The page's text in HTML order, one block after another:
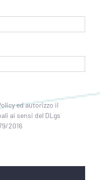
ed autorizzo il
ai sensi del DLgs
2016